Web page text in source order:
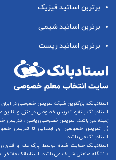
برترین اساتید فیزیک
برترین اساتید شیمی
برترین اساتید زیست
استادبانک، بزرگترین شبکه تدریس خصوصی در ایران
استادبانک پلتفرم تدریس خصوصی در منزل و آنلاین
زمینه می باشد. تدریس خصوصی ریاضی ، تدریس
(از تدریس خصوصی اول ابتدایی تا تدریس
استادبانک می باشد.
استادبانک حمایت شده توسط پارک علم و
دانشگاه صنعتی شریف می باشد. استادبانک مفتخر